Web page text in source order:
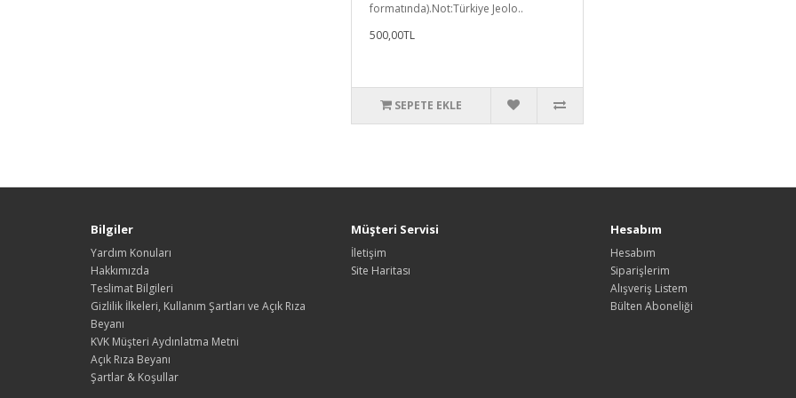
formatında).Not:Türkiye Jeolo..
500,00TL
SEPETE EKLE
Bilgiler
Yardım Konuları
Hakkımızda
Teslimat Bilgileri
Gizlilik İlkeleri, Kullanım Şartları ve Açık Rıza
Beyanı
KVK Müşteri Aydınlatma Metni
Açık Rıza Beyanı
Şartlar & Koşullar
Müşteri Servisi
İletişim
Site Haritası
Hesabım
Hesabım
Siparişlerim
Alışveriş Listem
Bülten Aboneliği